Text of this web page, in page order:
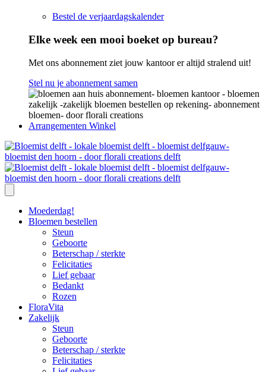
Bestel de verjaardagskalender
Elke week een mooi boeket op bureau?
Met ons abonnement ziet jouw kantoor er altijd stralend uit!
Stel nu je abonnement samen
Arrangementen Winkel
Moederdag!
Bloemen bestellen
Steun
Geboorte
Beterschap / sterkte
Felicitaties
Lief gebaar
Bedankt
Rozen
FloraVita
Zakelijk
Steun
Geboorte
Beterschap / sterkte
Felicitaties